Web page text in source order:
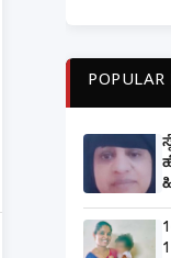
POPULAR